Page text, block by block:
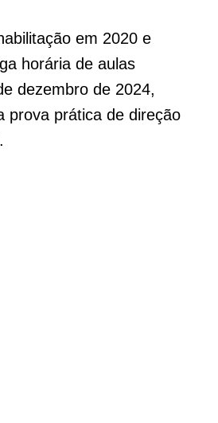
em 2020 e
horária de aulas
dezembro de 2024,
prova prática de direção